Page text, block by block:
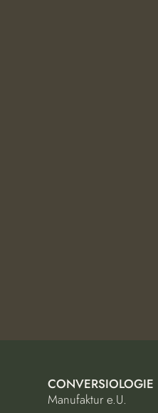
CONVERSIOLOGIE
Manufaktur e.U.